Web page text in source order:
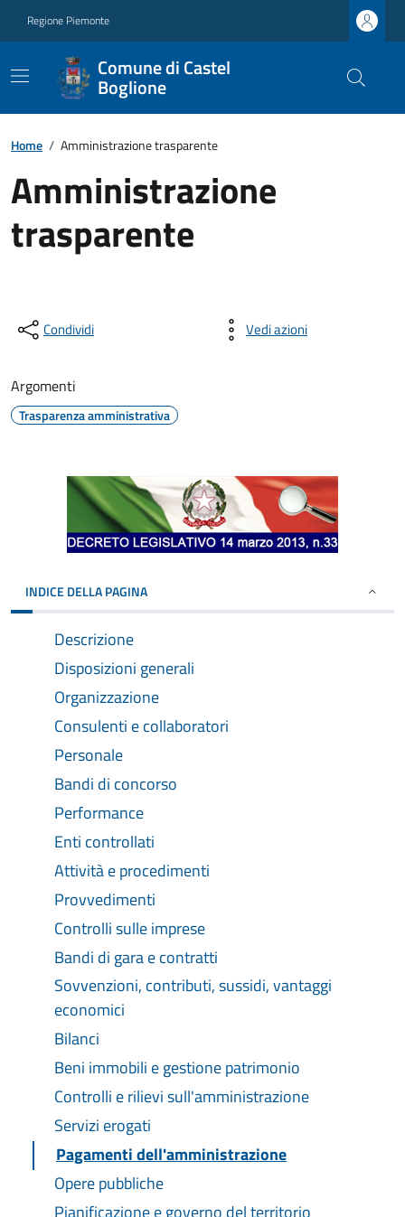
Regione Piemonte
Comune di Castel
Boglione
Home / Amministrazione trasparente
Amministrazione
trasparente
Condividi Vedi azioni
Argomenti
Trasparenza amministrativa
INDICE DELLA PAGINA
Descrizione
Disposizioni generali
Organizzazione
Consulenti e collaboratori
Personale
Bandi di concorso
Performance
Enti controllati
Attività e procedimenti
Provvedimenti
Controlli sulle imprese
Bandi di gara e contratti
Sovvenzioni, contributi, sussidi, vantaggi
economici
Bilanci
Beni immobili e gestione patrimonio
Controlli e rilievi sull'amministrazione
Servizi erogati
Pagamenti dell'amministrazione
Opere pubbliche
Pianificazione e governo del territorio